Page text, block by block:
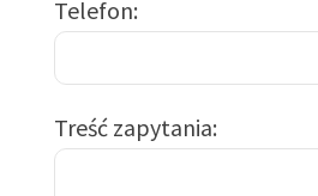
Telefon
Treść zapytania